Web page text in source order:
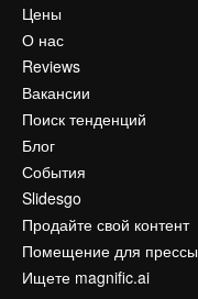
Цены
О нас
Reviews
Вакансии
Поиск тенденций
Блог
События
Slidesgo
Продайте свой контент
Помещение для прессы
Ищете magnific.ai